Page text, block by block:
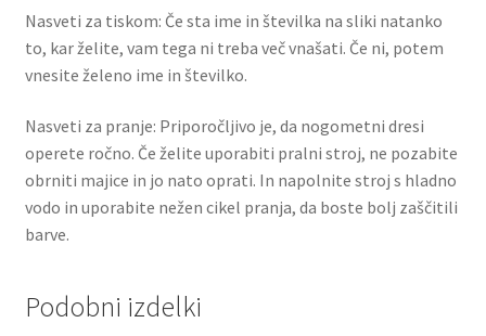
Nasveti za tiskom: Če sta ime in številka na sliki natanko
to, kar želite, vam tega ni treba več vnašati. Če ni, potem
vnesite želeno ime in številko.
Nasveti za pranje: Priporočljivo je, da nogometni dresi
operete ročno. Če želite uporabiti pralni stroj, ne pozabite
obrniti majice in jo nato oprati. In napolnite stroj s hladno
vodo in uporabite nežen cikel pranja, da boste bolj zaščitili
barve.
Podobni izdelki